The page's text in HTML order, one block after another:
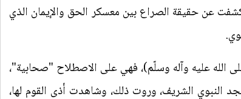
كشفت عن حقيقة الصراع بين معسكر الحق والإيمان الذي
الله عليه وآله وسلّم)، فهي على الاصطلاح "صحابية"،
النبوي الشريف، وروت ذلك، وشاهدت أذى القوم لها،